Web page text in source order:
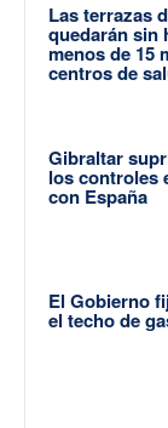
Las terrazas
quedarán sin
menos de 15
centros de
Gibraltar
los controles
con España
El Gobierno
el techo de